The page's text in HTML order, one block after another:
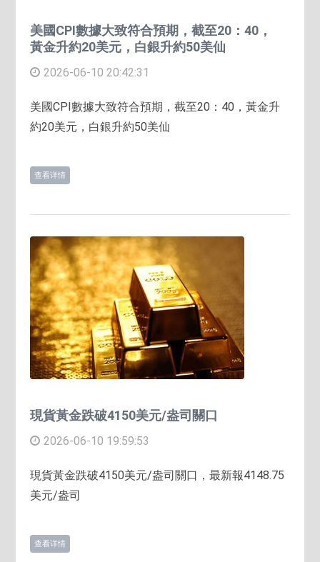
美國CPI數據大致符合預期，截至20：40，
黃金升約20美元，白銀升約50美仙
2026-06-10 20:42:31
美國CPI數據大致符合預期，截至20：40，黃金升
約20美元，白銀升約50美仙
查看详情
現貨黃金跌破4150美元/盎司關口
2026-06-10 19:59:53
現貨黃金跌破4150美元/盎司關口，最新報4148.75
美元/盎司
查看详情